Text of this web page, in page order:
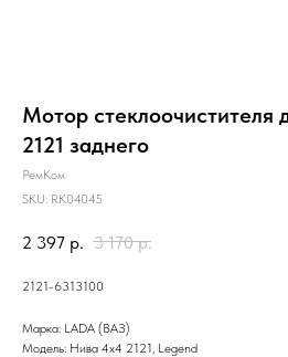
Мотор стеклоочистителя
2121 заднего
РемКом
SKU: RK04045
2 397 р. 3 170 р.
2121-6313100
Марка: LADA (ВАЗ)
Модель: Нива 4x4 2121, Legend